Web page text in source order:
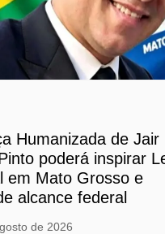
Humanizada de Jair
poderá inspirar
em Mato Grosso e
alcance federal
de 2026